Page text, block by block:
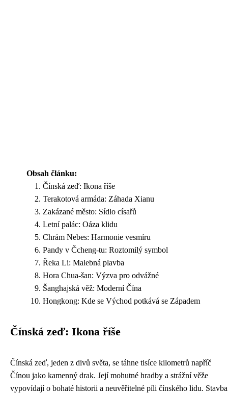
Obsah článku:
Čínská zeď: Ikona říše
Terakotová armáda: Záhada Xianu
Zakázané město: Sídlo císařů
Letní palác: Oáza klidu
Chrám Nebes: Harmonie vesmíru
Pandy v Čcheng-tu: Roztomilý symbol
Řeka Li: Malebná plavba
Hora Chua-šan: Výzva pro odvážné
Šanghajská věž: Moderní Čína
Hongkong: Kde se Východ potkává se Západem
Čínská zeď: Ikona říše
Čínská zeď, jeden z divů světa, se táhne tisíce kilometrů napříč
Čínou jako kamenný drak. Její mohutné hradby a strážní věže
vypovídají o bohaté historii a neuvěřitelné píli čínského lidu. Stavba